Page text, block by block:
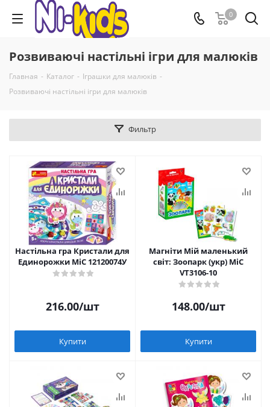
0
Розвиваючі настільні ігри для малюків
Главная - Каталог - Іграшки для малюків -
Розвиваючі настільні ігри для малюків
Фильтр
Настільна гра Кристали для
Единорожки MiC 12120074У
216.00/шт
Купити
Магніти Мій маленький
світ: Зоопарк (укр) MiC
VT3106-10
148.00/шт
Купити